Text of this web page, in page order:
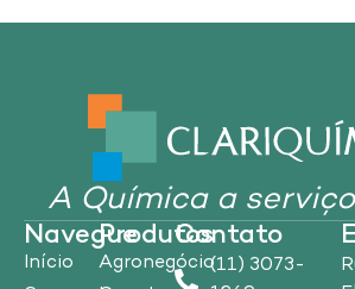
A Química a
Navegue
Início
Produtos
Agronegócio
Contato
(11) 3073-